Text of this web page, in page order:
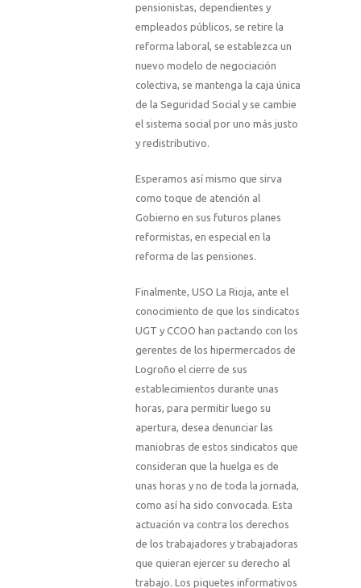
pensionistas, dependientes y
empleados públicos, se retire la
reforma laboral, se establezca un
nuevo modelo de negociación
colectiva, se mantenga la caja única
de la Seguridad Social y se cambie
el sistema social por uno más justo
y redistributivo.
Esperamos así mismo que sirva
como toque de atención al
Gobierno en sus futuros planes
reformistas, en especial en la
reforma de las pensiones.
Finalmente, USO La Rioja, ante el
conocimiento de que los sindicatos
UGT y CCOO han pactando con los
gerentes de los hipermercados de
Logroño el cierre de sus
establecimientos durante unas
horas, para permitir luego su
apertura, desea denunciar las
maniobras de estos sindicatos que
consideran que la huelga es de
unas horas y no de toda la jornada,
como así ha sido convocada. Esta
actuación va contra los derechos
de los trabajadores y trabajadoras
que quieran ejercer su derecho al
trabajo. Los piquetes informativos